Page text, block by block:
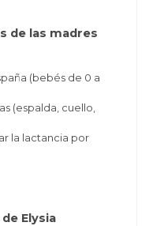
de las madres
(bebés de 0 a
(espalda, cuello,
la lactancia por
Elysia